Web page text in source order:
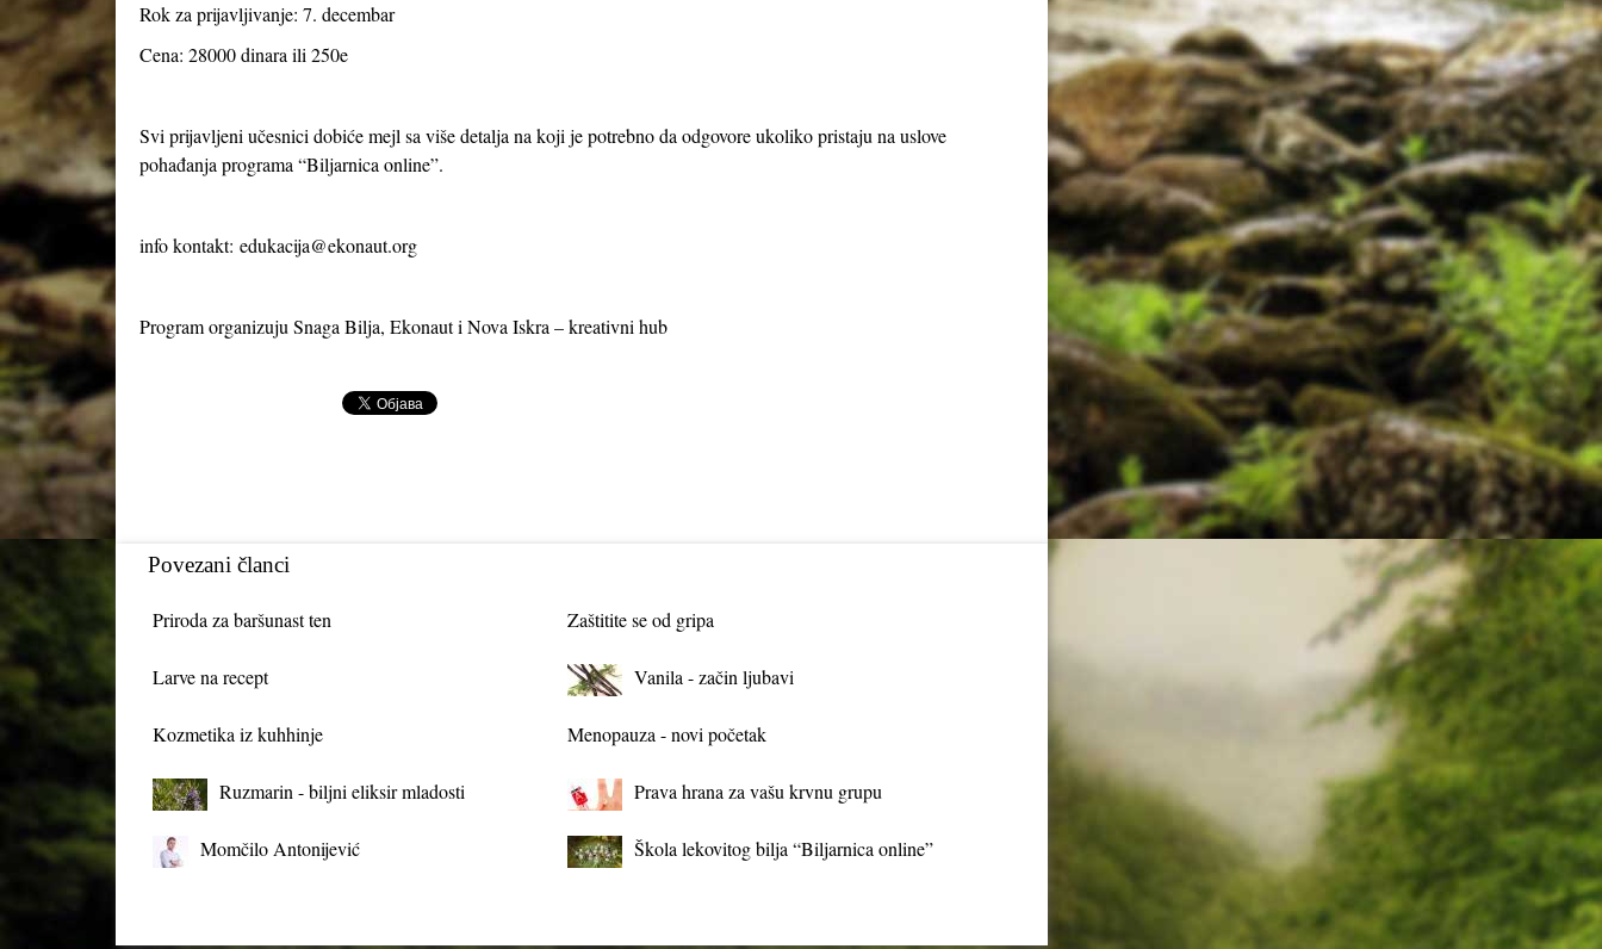
Rok za prijavljivanje: 7. decembar
Cena: 28000 dinara ili 250e
Svi prijavljeni učesnici dobiće mejl sa više detalja na koji je potrebno da odgovore ukoliko pristaju na uslove
pohađanja programa “Biljarnica online”.
info kontakt: edukacija@ekonaut.org
Program organizuju Snaga Bilja, Ekonaut i Nova Iskra – kreativni hub
Povezani članci
Priroda za baršunast ten Zaštitite se od gripa
Larve na recept Vanila - začin ljubavi
Kozmetika iz kuhhinje Menopauza - novi početak
Ruzmarin - biljni eliksir mladosti Prava hrana za vašu krvnu grupu
Momčilo Antonijević Škola lekovitog bilja “Biljarnica online”